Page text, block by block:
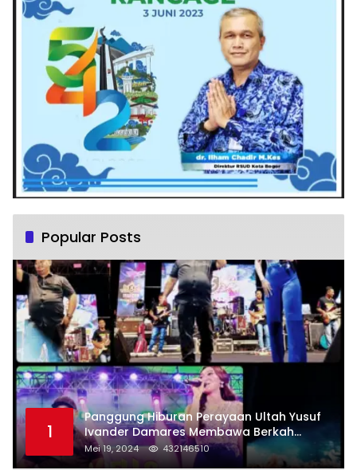
Popular Posts
1
Panggung Hiburan Perayaan Ultah Yusuf
Ivander Damares Membawa Berkah
Warga Kejapanan
Mei 19, 2024 432146510